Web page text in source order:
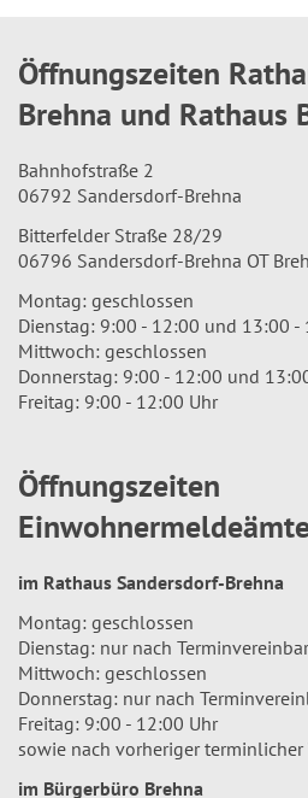
Öffnungszeiten
Brehna und Rathaus
Bahnhofstraße 2
06792 Sandersdorf-Brehna
Bitterfelder Straße 28/29
06796 Sandersdorf-Brehna OT
Montag: geschlossen
Dienstag: 9:00 - 12:00 und 13:00 -
Mittwoch: geschlossen
Donnerstag: 9:00 - 12:00 und
Freitag: 9:00 - 12:00 Uhr
Öffnungszeiten
im Rathaus Sandersdorf-Brehna
Montag: geschlossen
Dienstag: nur nach
Mittwoch: geschlossen
Donnerstag: nur nach
Freitag: 9:00 - 12:00 Uhr
sowie nach vorheriger terminlicher
im Bürgerbüro Brehna